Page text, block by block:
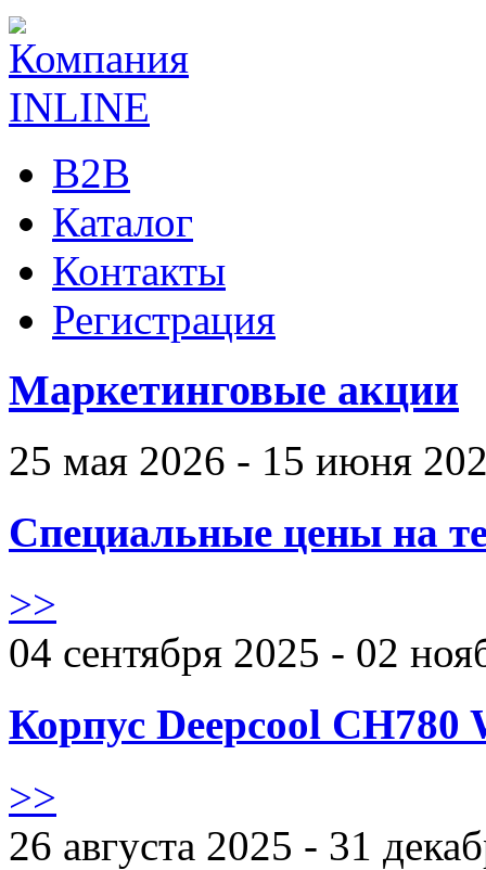
B2B
Каталог
Контакты
Регистрация
Маркетинговые акции
25 мая 2026 - 15 июня
Специальные цены на
>>
04 сентября 2025 - 02
Корпус Deepcool CH780
>>
26 августа 2025 - 31